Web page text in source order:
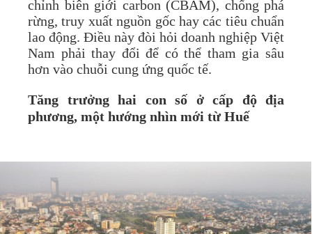
chỉnh biên giới carbon (CBAM), chống phá
rừng, truy xuất nguồn gốc hay các tiêu chuẩn
lao động. Điều này đòi hỏi doanh nghiệp Việt
Nam phải thay đổi để có thể tham gia sâu
hơn vào chuỗi cung ứng quốc tế.
Tăng trưởng hai con số ở cấp độ địa
phương, một hướng nhìn mới từ Huế